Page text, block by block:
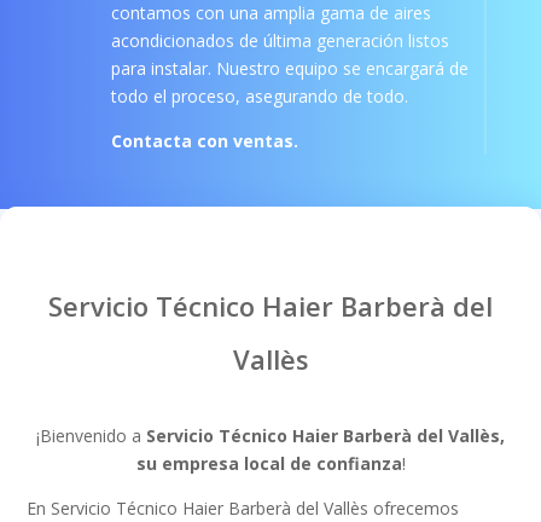
contamos con una amplia gama de aires
acondicionados de última generación listos
para instalar. Nuestro equipo se encargará de
todo el proceso, asegurando de todo.
Contacta con ventas.
Servicio Técnico Haier Barberà del
Vallès
¡Bienvenido a Servicio Técnico Haier Barberà del Vallès,
su empresa local de confianza!
En Servicio Técnico Haier Barberà del Vallès ofrecemos